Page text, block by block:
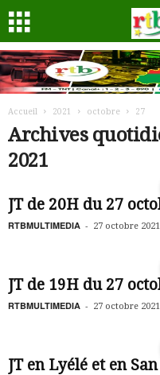
Accueil 2021 octobre 27
Archives
2021
JT de 20H du 27
RTBMULTIMEDIA - 27 octobre 2021
JT de 19H du 27
RTBMULTIMEDIA - 27 octobre 2021
JT en Lyélé et en